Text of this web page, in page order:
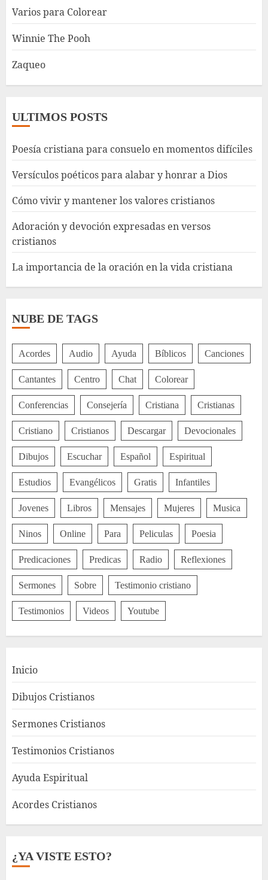
Varios para Colorear
Winnie The Pooh
Zaqueo
ULTIMOS POSTS
Poesía cristiana para consuelo en momentos difíciles
Versículos poéticos para alabar y honrar a Dios
Cómo vivir y mantener los valores cristianos
Adoración y devoción expresadas en versos
cristianos
La importancia de la oración en la vida cristiana
NUBE DE TAGS
Acordes Audio Ayuda Bíblicos Canciones
Cantantes Centro Chat Colorear
Conferencias Consejería Cristiana Cristianas
Cristiano Cristianos Descargar Devocionales
Dibujos Escuchar Español Espiritual
Estudios Evangélicos Gratis Infantiles
Jovenes Libros Mensajes Mujeres Musica
Ninos Online Para Peliculas Poesia
Predicaciones Predicas Radio Reflexiones
Sermones Sobre Testimonio cristiano
Testimonios Videos Youtube
Inicio
Dibujos Cristianos
Sermones Cristianos
Testimonios Cristianos
Ayuda Espiritual
Acordes Cristianos
¿YA VISTE ESTO?